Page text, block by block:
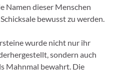
Namen dieser Menschen
bewusst zu werden.
wurde nicht nur ihr
sondern auch
Mahnmal bewahrt. Die